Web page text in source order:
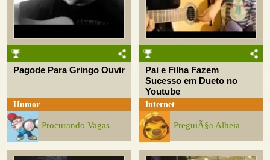
Pagode Para Gringo Ouvir
Humor
Procurando Vagas
Pai e Filha Fazem
Sucesso em Dueto no
Youtube
Internet
PreguiÃ§a Alheia